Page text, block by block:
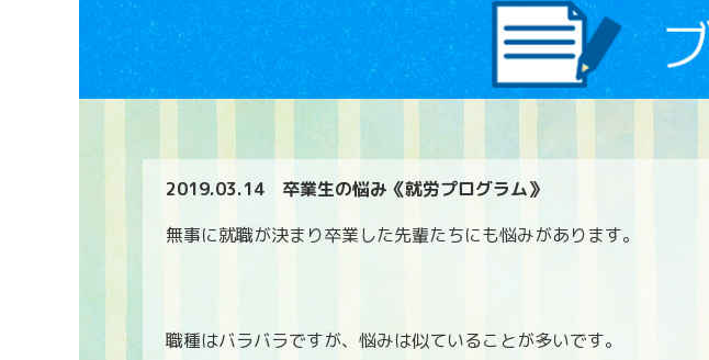
2019.03.14
卒業生の悩み《就労プログラム》
無事に就職が決まり卒業した先輩たちにも悩みがあります。
職種はバラバラですが、悩みは似ていることが多いです。